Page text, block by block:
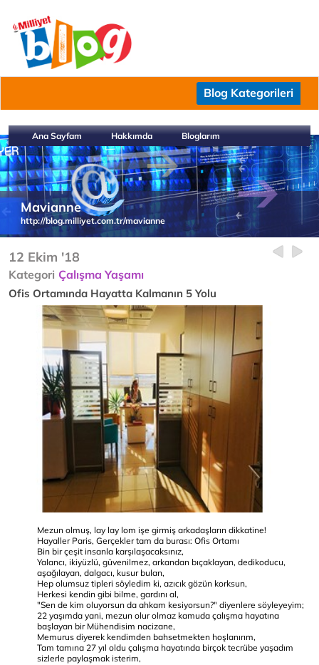
Blog Kategorileri
Ana Sayfam Hakkımda Bloglarım
Mavianne
http://blog.milliyet.com.tr/mavianne
12 Ekim '18
Kategori Çalışma Yaşamı
Ofis Ortamında Hayatta Kalmanın 5 Yolu
Mezun olmuş, lay lay lom işe girmiş arkadaşların dikkatine!
Hayaller Paris, Gerçekler tam da burası: Ofis Ortamı
Bin bir çeşit insanla karşılaşacaksınız,
Yalancı, ikiyüzlü, güvenilmez, arkandan bıçaklayan, dedikoducu,
aşağılayan, dalgacı, kusur bulan,
Hep olumsuz tipleri söyledim ki, azıcık gözün korksun,
Herkesi kendin gibi bilme, gardını al,
"Sen de kim oluyorsun da ahkam kesiyorsun?" diyenlere söyleyeyim;
22 yaşımda yani, mezun olur olmaz kamuda çalışma hayatına
başlayan bir Mühendisim nacizane,
Memurus diyerek kendimden bahsetmekten hoşlanırım,
Tam tamına 27 yıl oldu çalışma hayatında birçok tecrübe yaşadım
sizlerle paylaşmak isterim,